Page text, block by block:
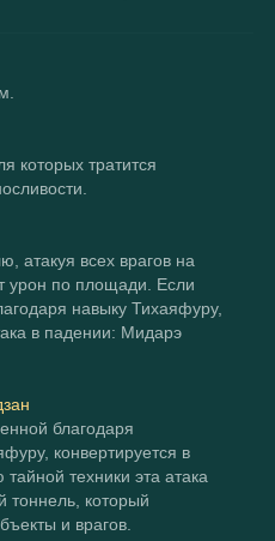
которых тратится
атакуя всех врагов на
урон по площади. Если
навыку Тихаяфуру,
в падении: Мидарэ
благодаря
техники эта атака
тоннель, который
и врагов.